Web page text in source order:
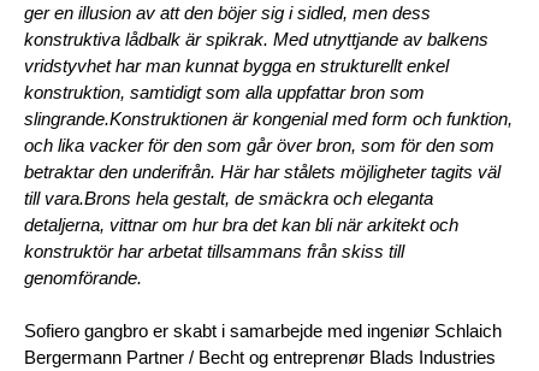
ger en illusion av att den böjer sig i sidled, men dess
konstruktiva lådbalk är spikrak. Med utnyttjande av balkens
vridstyvhet har man kunnat bygga en strukturellt enkel
konstruktion, samtidigt som alla uppfattar bron som
slingrande.Konstruktionen är kongenial med form och funktion,
och lika vacker för den som går över bron, som för den som
betraktar den underifrån. Här har stålets möjligheter tagits väl
till vara.Brons hela gestalt, de smäckra och eleganta
detaljerna, vittnar om hur bra det kan bli när arkitekt och
konstruktör har arbetat tillsammans från skiss till
genomförande.
Sofiero gangbro er skabt i samarbejde med ingeniør Schlaich
Bergermann Partner / Becht og entreprenør Blads Industries